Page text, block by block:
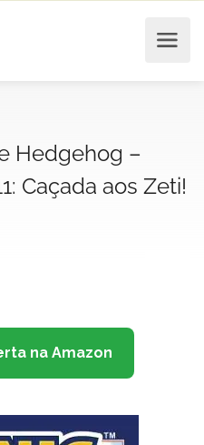
Hedgehog –
Caçada aos Zeti!
na Amazon